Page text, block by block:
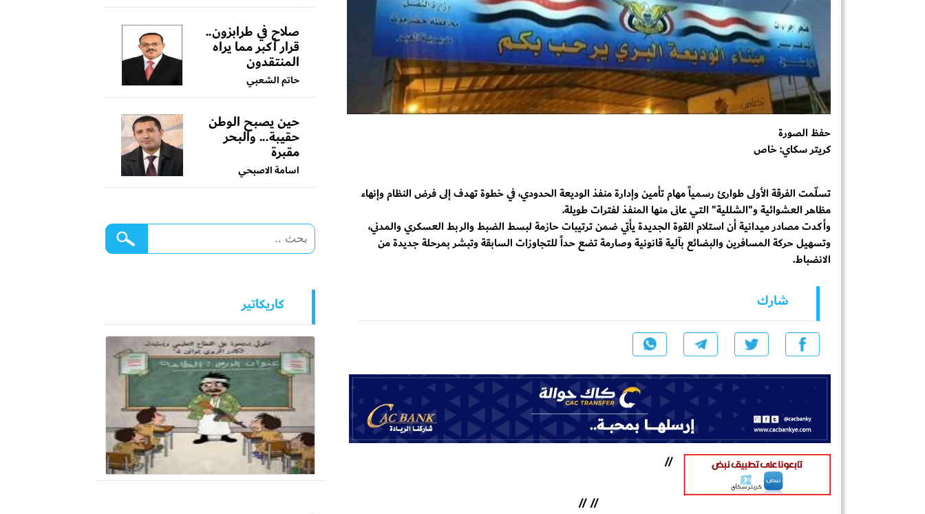
حفظ الصورة
كريتر سكاي: خاص
تسلّمت الفرقة الأولى طوارئ رسمياً مهام تأمين وإدارة منفذ الوديعة الحدودي، في خطوة تهدف إلى فرض النظام وإنهاء
مظاهر العشوائية و"الشللية" التي عانى منها المنفذ لفترات طويلة.
وأكدت مصادر ميدانية أن استلام القوة الجديدة يأتي ضمن ترتيبات حازمة لبسط الضبط والربط العسكري والمدني،
وتسهيل حركة المسافرين والبضائع بآلية قانونية وصارمة تضع حداً للتجاوزات السابقة وتبشر بمرحلة جديدة من
الانضباط.
شارك
//
//
//
صلاح في طرابزون..
قرار أكبر مما يراه
المنتقدون
حاتم الشعبي
حين يصبح الوطن
حقيبة... والبحر
مقبرة
اسامة الاصبحي
كاريكاتير